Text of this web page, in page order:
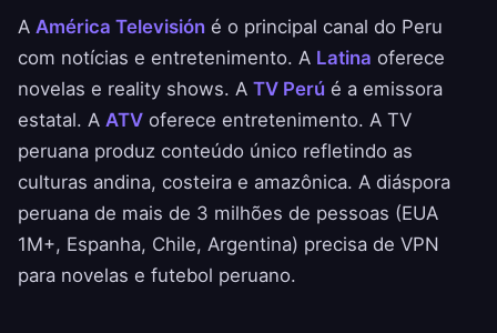
A América Televisión é o principal canal do Peru
com notícias e entretenimento. A Latina oferece
novelas e reality shows. A TV Perú é a emissora
estatal. A ATV oferece entretenimento. A TV
peruana produz conteúdo único refletindo as
culturas andina, costeira e amazônica. A diáspora
peruana de mais de 3 milhões de pessoas (EUA
1M+, Espanha, Chile, Argentina) precisa de VPN
para novelas e futebol peruano.